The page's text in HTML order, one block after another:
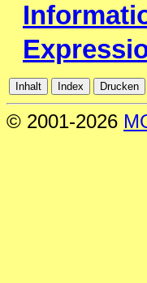
© 2001-2026